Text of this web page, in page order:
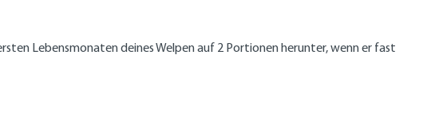
Lebensmonaten deines Welpen auf 2 Portionen herunter, wenn er fast